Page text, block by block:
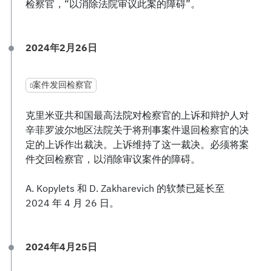
检察官，“以消除法院审议此案的障碍”。
2024年2月26日
案件发回检察官
克里米亚共和国最高法院对检察官的上诉和辩护人对
辛菲罗波尔地区法院关于将刑事案件退回检察官的决
定的上诉作出裁决。上诉维持了这一裁决。必须将案
件交回检察官，以消除审议案件的障碍。
A. Kopylets 和 D. Zakharevich 的软禁已延长至
2024 年 4 月 26 日。
2024年4月25日